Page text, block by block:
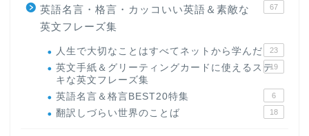
英語名言・格言・カッコいい英語＆素敵な
英文フレーズ集
67
人生で大切なことはすべてネットから学んだ 23
英文手紙＆グリーティングカードに使えるステ
キな英文フレーズ集
19
英語名言＆格言BEST20特集 6
翻訳しづらい世界のことば 18